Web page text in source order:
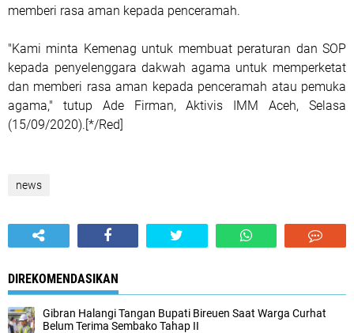
memberi rasa aman kepada penceramah.
"Kami minta Kemenag untuk membuat peraturan dan SOP
kepada penyelenggara dakwah agama untuk memperketat
dan memberi rasa aman kepada penceramah atau pemuka
agama," tutup Ade Firman, Aktivis IMM Aceh, Selasa
(15/09/2020).[*/Red]
news
DIREKOMENDASIKAN
Gibran Halangi Tangan Bupati Bireuen Saat Warga Curhat
Belum Terima Sembako Tahap II